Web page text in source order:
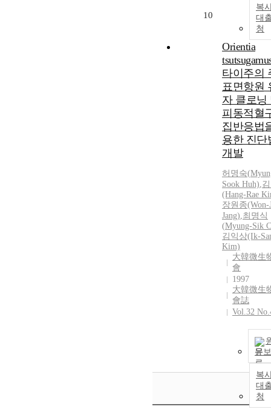
복
대
청
10
Orientia
타이주의
표면항원
자 클로닝
피동적혈
집반응법
용한 진단
개발
허명숙(
Sook Huh),
(Hang-Rae
장원종(Won-
Jang),최명식
(Myung-Sik
김익상(Ik-
Kim)
大韓微生
會
1997
大韓微生
會誌
Vol.32
문
복
대
청